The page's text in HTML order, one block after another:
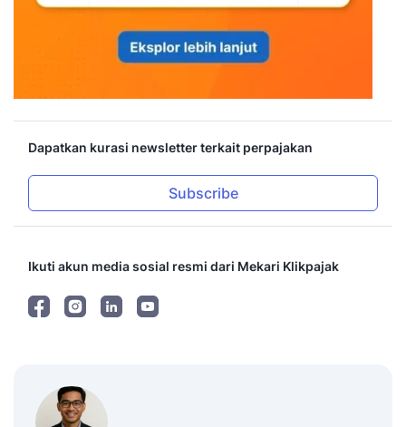
Dapatkan kurasi newsletter terkait perpajakan
Subscribe
Ikuti akun media sosial resmi dari Mekari Klikpajak